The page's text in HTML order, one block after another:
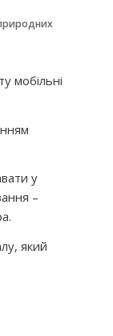
мобільні
у
–
який